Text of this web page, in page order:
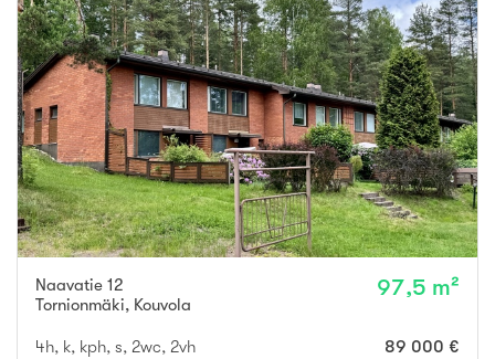
Naavatie 12
Tornionmäki, Kouvola
97,5 m²
4h, k, kph, s, 2wc, 2vh 89 000 €